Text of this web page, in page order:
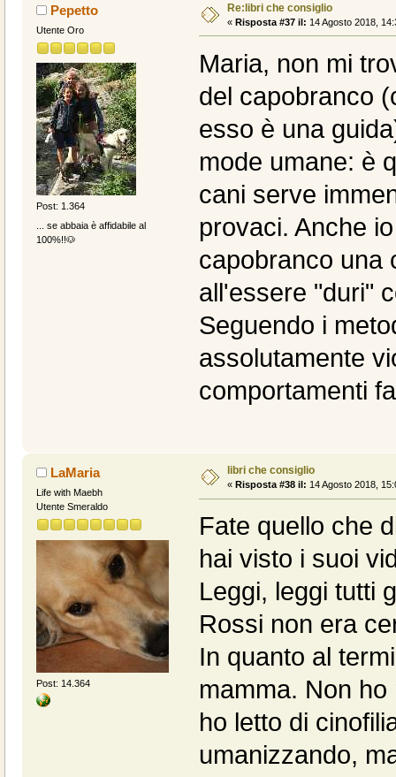
Pepetto
Utente Oro
Post: 1.364
... se abbaia è affidabile al
100%!!🐶
Re:libri che consiglio
« Risposta #37 il: 14 Agosto 2018,
Maria, non mi
del capobranco
esso è una
mode umane: è
cani serve
provaci. Anche
capobranco una
all'essere "duri"
Seguendo i
assolutamente
comportamenti
LaMaria
Life with Maebh
Utente Smeraldo
Post: 14.364
libri che consiglio
« Risposta #38 il: 14 Agosto 2018,
Fate quello che
hai visto i suoi
Leggi, leggi tutti
Rossi non era
In quanto al
mamma. Non ho
ho letto di
umanizzando,